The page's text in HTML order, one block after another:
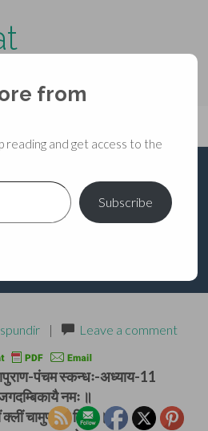
महापुराण-
अध्याय-11
| Leave a comment
पंचम स्कन्धः-अध्याय-11
नमः ॥
चामुण्डायै विच्चे ॥
from
reading and get access to the
Subscribe